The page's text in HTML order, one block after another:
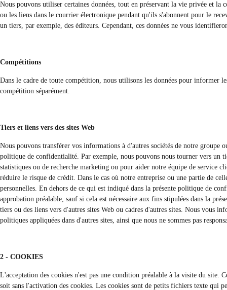
Nous pouvons utiliser certaines données, tout en préservant la vie privée et
ou les liens dans le courrier électronique pendant qu'ils s'abonnent pour le
un tiers, par exemple, des éditeurs. Cependant, ces données ne vous
Compétitions
Dans le cadre de toute compétition, nous utilisons les données pour informer
compétition séparément.
Tiers et liens vers des sites Web
Nous pouvons transférer vos informations à d'autres sociétés de notre groupe
politique de confidentialité. Par exemple, nous pouvons nous tourner vers un
statistiques ou de recherche marketing ou pour aider notre équipe de service
réduire le risque de crédit. Dans le cas où notre entreprise ou une partie de
personnelles. En dehors de ce qui est indiqué dans la présente politique de
approbation préalable, sauf si cela est nécessaire aux fins stipulées dans la
tiers ou des liens vers d'autres sites Web ou cadres d'autres sites. Nous vous
politiques appliquées dans d'autres sites, ainsi que nous ne sommes pas
2 - COOKIES
L'acceptation des cookies n'est pas une condition préalable à la visite du site.
soit sans l'activation des cookies. Les cookies sont de petits fichiers texte qui